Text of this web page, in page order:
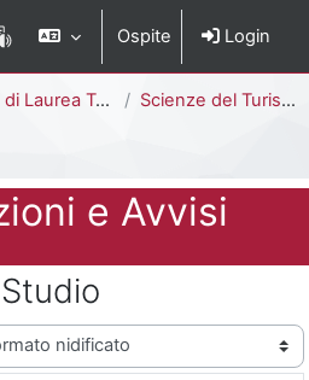
Ospite Login
Triennale Scienze del Turismo e Comunità Locale [E1503N - E1501N]
e Avvisi